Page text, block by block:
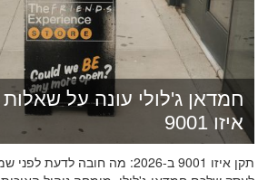
חמדאן ג'לולי עונה על
איזו 9001
תקן איזו 9001 ב-2026: מה חובה